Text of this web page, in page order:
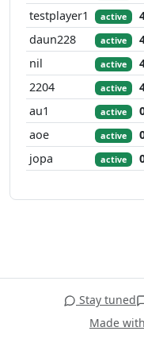
testplayer1 active
daun228 active
nil active
2204 active
au1 active
aoe active
jopa active
Stay tuned
Made with